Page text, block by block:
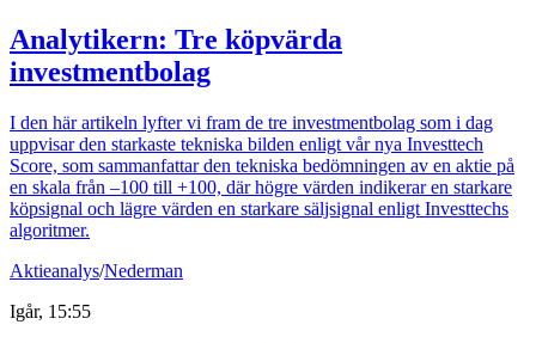
Analytikern: Tre köpvärda
investmentbolag
I den här artikeln lyfter vi fram de tre investmentbolag som i dag
uppvisar den starkaste tekniska bilden enligt vår nya Investtech
Score, som sammanfattar den tekniska bedömningen av en aktie på
en skala från –100 till +100, där högre värden indikerar en starkare
köpsignal och lägre värden en starkare säljsignal enligt Investtechs
algoritmer.
Aktieanalys/Nederman
Igår, 15:55